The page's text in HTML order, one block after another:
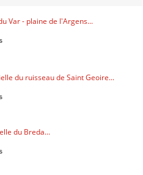
Var - plaine de l'Argens...
du ruisseau de Saint Geoire...
du Breda...